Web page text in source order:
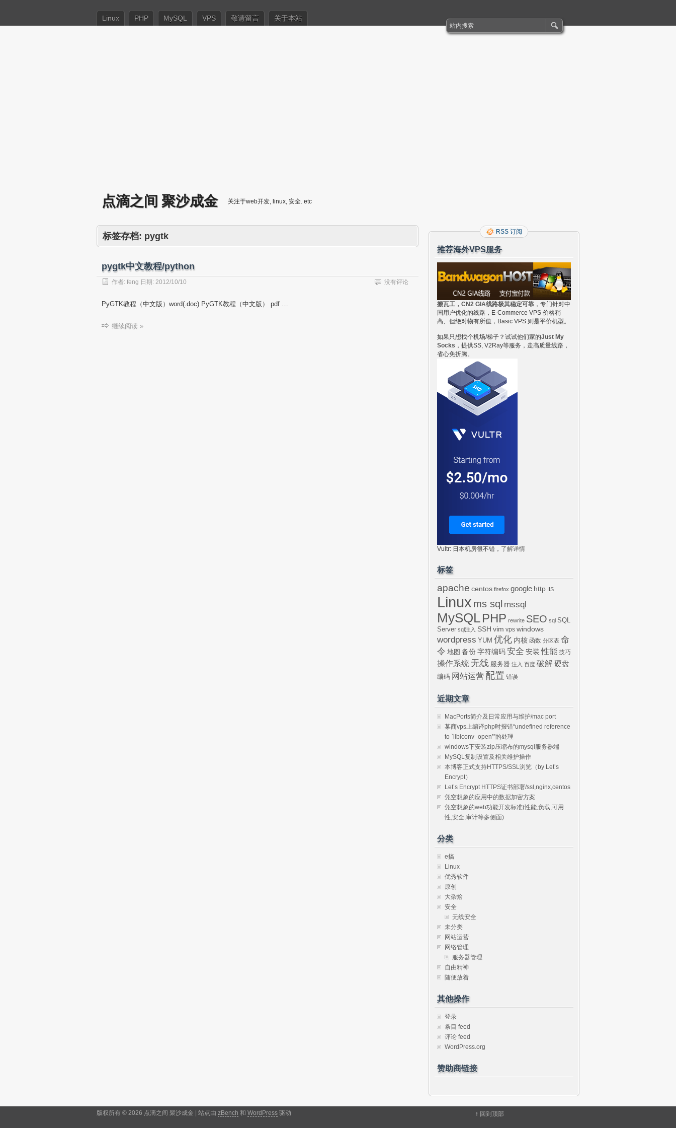
Linux PHP MySQL VPS 敬请留言 关于本站
点滴之间 聚沙成金 关注于web开发, linux, 安全. etc
标签存档: pygtk
pygtk中文教程/python
作者: feng 日期: 2012/10/10 没有评论
PyGTK教程（中文版）word(.doc) PyGTK教程（中文版） pdf …
继续阅读 »
RSS 订阅
推荐海外VPS服务
搬瓦工，CN2 GIA线路极其稳定可靠 ，专门针对中
国用户优化的线路，E-Commerce VPS 价格稍
高、但绝对物有所值，Basic VPS 则是平价机型。
如果只想找个机场/梯子？试试他们家的Just My
Socks ，提供SS, V2Ray等服务，走高质量线路，
省心免折腾。
Vultr: 日本机房很不错， 了解详情
标签
apache centos firefox google http IIS
Linux ms sql mssql
MySQLPHP rewrite SEO sql SQL
Server sql注入 SSH vim vps windows
wordpress YUM 优化 内核 函数 分区表 命
令 地图 备份 字符编码 安全 安装 性能 技巧
操作系统 无线 服务器 注入 百度 破解硬盘
编码 网站运营 配置 错误
近期文章
MacPorts简介及日常应用与维护/mac port
某商vps上编译php时报错“undefined reference
to `libiconv_open’”的处理
windows下安装zip压缩布的mysql服务器端
MySQL复制设置及相关维护操作
本博客正式支持HTTPS/SSL浏览（by Let’s
Encrypt）
Let’s Encrypt HTTPS证书部署/ssl,nginx,centos
凭空想象的应用中的数据加密方案
凭空想象的web功能开发标准(性能,负载,可用
性,安全,审计等多侧面)
分类
e搞
Linux
优秀软件
原创
大杂烩
安全
无线安全
未分类
网站运营
网络管理
服务器管理
自由精神
随便放着
其他操作
登录
条目 feed
评论 feed
WordPress.org
赞助商链接
版权所有 © 2026 点滴之间 聚沙成金 | 站点由 zBench 和 WordPress 驱动 ↑ 回到顶部